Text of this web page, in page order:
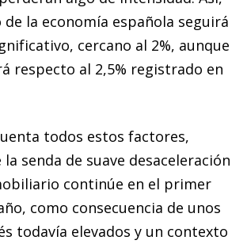
la economía española seguirá
cercano al 2%, aunque
respecto al 2,5% registrado en
todos estos factores,
senda de suave desaceleración
continúe en el primer
como consecuencia de unos
todavía elevados y un contexto